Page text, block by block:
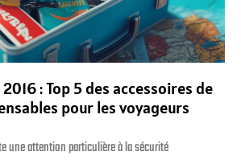
: Top 5 des accessoires de
pour les voyageurs
une attention particulière à la sécurité